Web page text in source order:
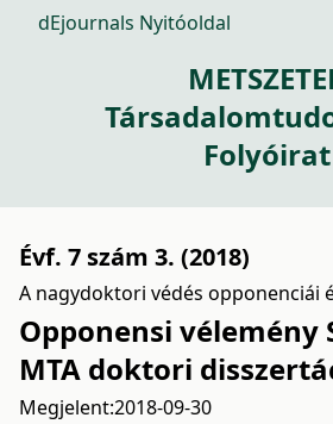
dEjournals Nyitóoldal
Folyóirat
Évf. 7 szám 3. (2018)
A nagydoktori védés opponenciái
Opponensi vélemény
MTA doktori
Megjelent:2018-09-30